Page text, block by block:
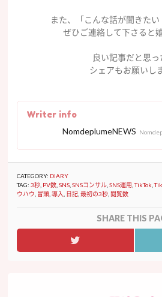
また、「こんな話が聞きた
ぜひご連絡して下さると
良い記事だと思っ
シェアもお願いし
Writer info
NomdeplumeNEWS
CATEGORY: DIARY
TAG: 3秒 PV数 ,SNS ,SNSコンサル ,SNS運用 ,TikTok ,
ウハウ 冒頭 ,導入 日記 ,最初の3秒 閲覧数
SHARE THIS